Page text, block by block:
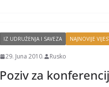
IZ UDRUŽENJA I SAVEZA NAJNOVIJE
29. Juna 2010. Rusko
Poziv za